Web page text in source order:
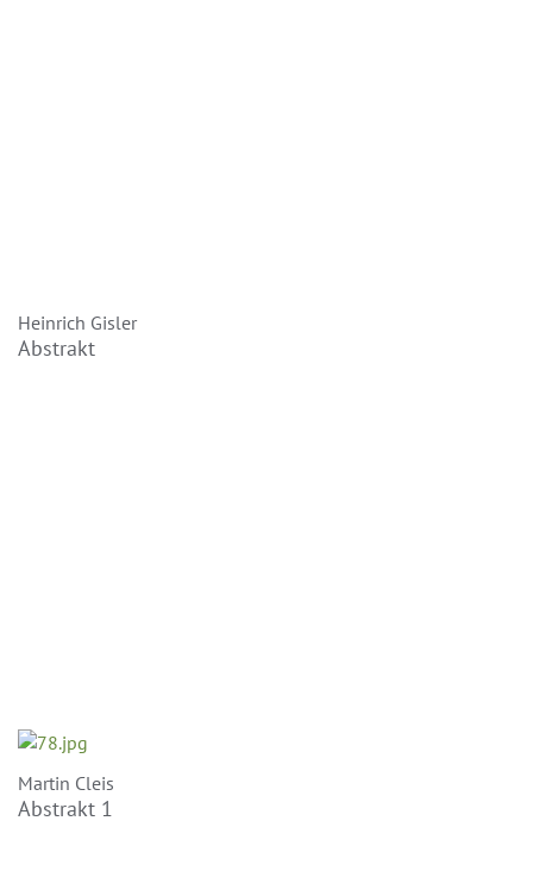
Heinrich Gisler
Abstrakt
Martin Cleis
Abstrakt 1